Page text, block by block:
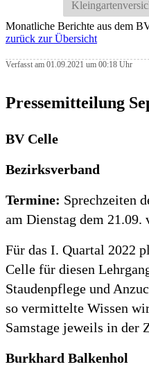
Monatliche Berichte aus dem
zurück zur Übersicht
Verfasst am 01.09.2021 um 00:18 Uhr
Pressemitteilung
BV Celle
Bezirksverband
Termine: Sprechzeiten
am Dienstag dem
Für das I. Quartal 2022
Celle für diesen
Staudenpflege und
so vermittelte Wissen
Samstage jeweils in der
Burkhard Balkenhol